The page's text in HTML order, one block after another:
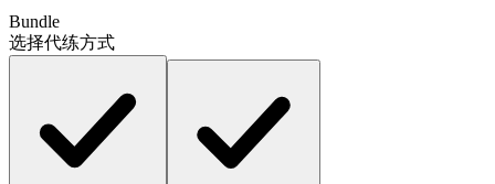
Bundle
选择代练方式